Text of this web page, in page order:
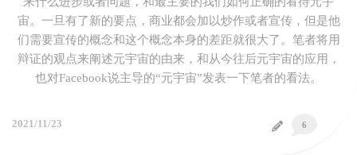
宙。一旦有了新的要点，商业都会加以炒作或者宣传，但是他
们需要宣传的概念和这个概念本身的差距就很大了。笔者将用
辩证的观点来阐述元宇宙的由来，和从今往后元宇宙的应用，
也对Facebook说主导的“元宇宙”发表一下笔者的看法。
6
2021/11/23